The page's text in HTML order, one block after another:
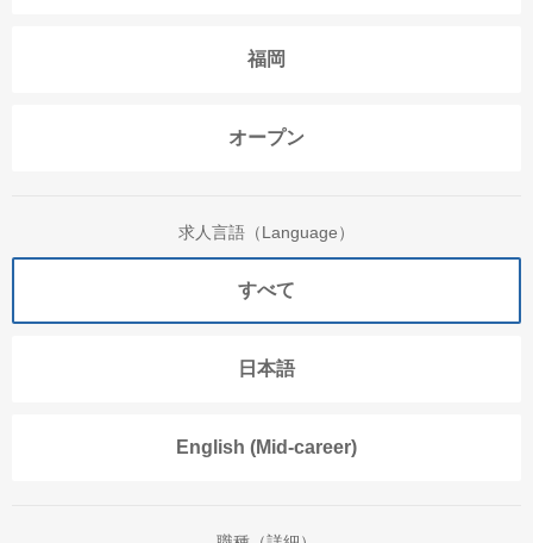
福岡
オープン
求人言語（Language）
すべて
日本語
English (Mid-career)